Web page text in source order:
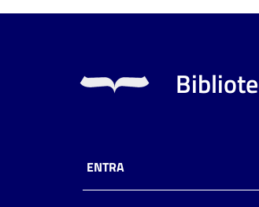
ENTRA